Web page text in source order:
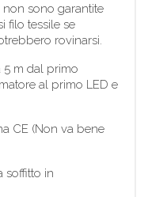
sono garantite
filo tessile se
rovinarsi.
5 m dal primo
al primo LED e
CE (Non va bene
soffitto in